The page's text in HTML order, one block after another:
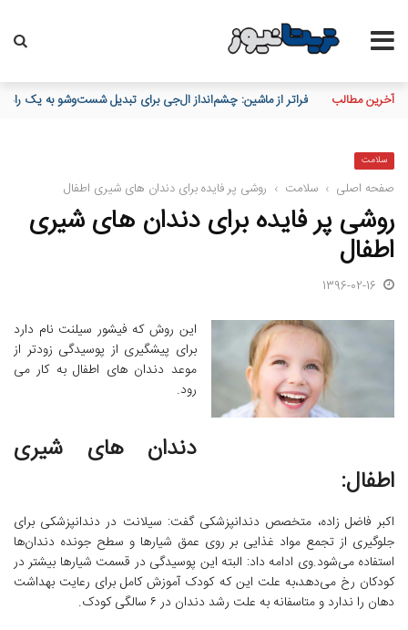
آخرین مطالب فراتر از ماشین: چشم‌انداز ال‌جی برای تبدیل شست‌وشو به یک
سلامت
صفحه اصلی › سلامت › روشی پر فایده برای دندان های شیری اطفال
روشی پر فایده برای دندان های شیری
اطفال
1396-02-16
این روش که فیشور سیلنت نام دارد
برای پیشگیری از پوسیدگی زودتر از
موعد دندان های اطفال به کار می
رود.
دندان های شیری
اطفال:
اکبر فاضل زاده، متخصص دندانپزشکی گفت: سیلانت در دندانپزشکی برای
جلوگیری از تجمع مواد غذایی بر روی عمق شیارها و سطح جونده دندان‌ها
استفاده می‌شود.وی ادامه داد: البته این پوسیدگی در قسمت شیارها بیشتر در
کودکان رخ می‌دهد،به علت این که کودک آموزش کامل برای رعایت بهداشت
دهان را ندارد و متاسفانه به علت رشد دندان در ۶ سالگی کودک.